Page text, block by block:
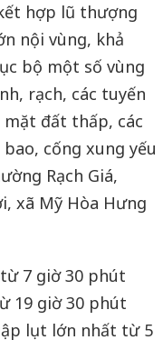
hợp lũ thượng
nội vùng, khả
bộ một số vùng
rạch, các tuyến
đất thấp, các
cống xung yếu
Rạch Giá,
xã Mỹ Hòa Hưng
7 giờ 30 phút
19 giờ 30 phút
lụt lớn nhất từ 5